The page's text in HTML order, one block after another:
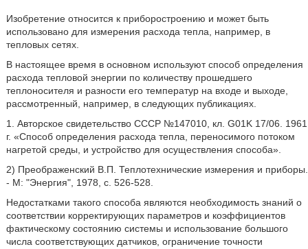
Изобретение относится к приборостроению и может быть
использовано для измерения расхода тепла, например, в
тепловых сетях.
В настоящее время в основном используют способ определения
расхода тепловой энергии по количеству прошедшего
теплоносителя и разности его температур на входе и выходе,
рассмотренный, например, в следующих публикациях.
1. Авторское свидетельство СССР №147010, кл. G01K 17/06. 1961
г. «Способ определения расхода тепла, переносимого потоком
нагретой среды, и устройство для осуществления способа».
2) Преображенский В.П. Теплотехнические измерения и приборы.
- М: "Энергия", 1978, с. 526-528.
Недостатками такого способа являются необходимость знаний о
соответствии корректирующих параметров и коэффициентов
фактическому состоянию системы и использование большого
числа соответствующих датчиков, ограничение точности